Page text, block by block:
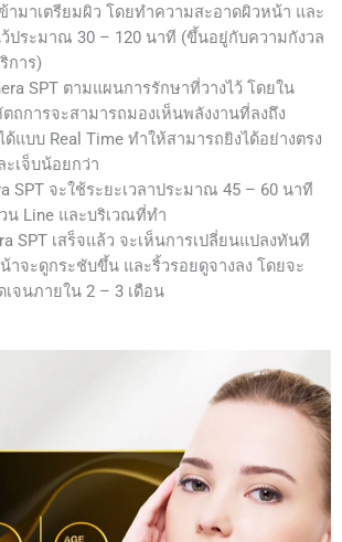
ามาเตรียมผิว โดยทำความสะอาดผิวหน้า และ
ประมาณ 30 – 120 นาที (ขึ้นอยู่กับความกังวล
การ)
SPT ตามแผนการรักษาที่วางไว้ โดยใน
ถการจะสามารถมองเห็นพลังงานที่ลงถึง
แบบ Real Time ทำให้สามารถยิงได้อย่างตรง
เจ็บน้อยกว่า
SPT จะใช้ระยะเวลาประมาณ 45 – 60 นาที
Line และบริเวณที่ทำ
SPT เสร็จแล้ว จะเห็นการเปลี่ยนแปลงทันที
าจะดูกระชับขึ้น และริ้วรอยดูจางลง โดยจะ
จนภายใน 2 – 3 เดือน